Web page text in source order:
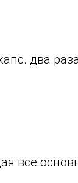
два
все